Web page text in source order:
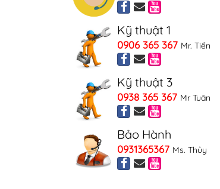
Kỹ thuật 1
0906 365 367 Mr. Tiến
Kỹ thuật 3
0938 365 367 Mr Tuân
Bảo Hành
0931365367 Ms. Thủy